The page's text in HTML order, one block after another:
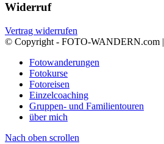
Widerruf
Vertrag widerrufen
© Copyright - FOTO-WANDERN.com |
Fotowanderungen
Fotokurse
Fotoreisen
Einzelcoaching
Gruppen- und Familientouren
über mich
Nach oben scrollen